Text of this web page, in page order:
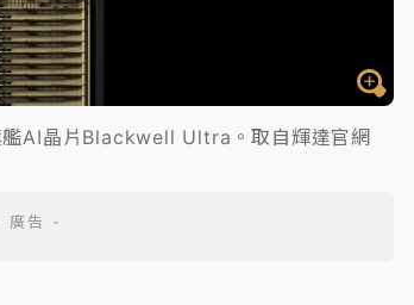
AI晶片Blackwell Ultra。取自輝達官網